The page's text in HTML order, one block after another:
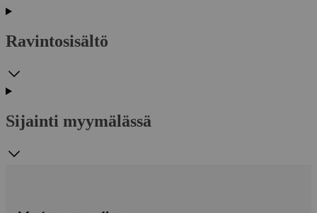
Ravintosisältö
Sijainti myymälässä